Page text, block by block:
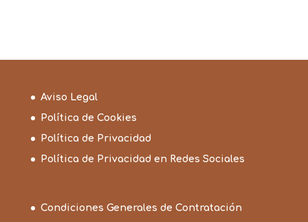
Aviso Legal
Política de Cookies
Política de Privacidad
Política de Privacidad en Redes Sociales
Condiciones Generales de Contratación